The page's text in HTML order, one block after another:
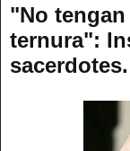
"No
ternura":
sacerdotes.